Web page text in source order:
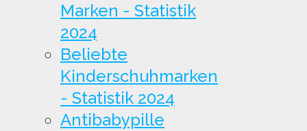
Marken - Statistik
2024
Beliebte
Kinderschuhmarken
- Statistik 2024
Antibabypille